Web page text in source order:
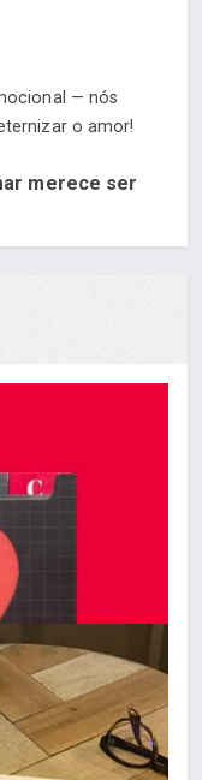
— nós
o amor!
merece ser